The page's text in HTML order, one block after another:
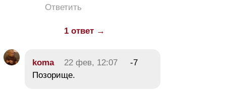
Ответить
1 ответ →
koma 22 фев, 12:07
-7
Позорище.